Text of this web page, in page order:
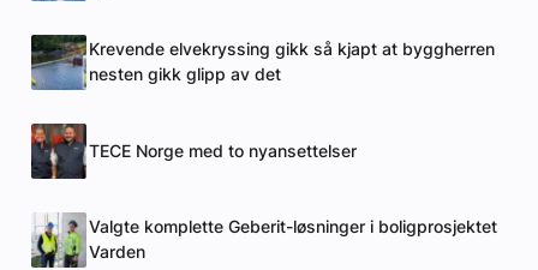
Krevende elvekryssing gikk så kjapt at byggherren
nesten gikk glipp av det
TECE Norge med to nyansettelser
Valgte komplette Geberit-løsninger i boligprosjektet
Varden